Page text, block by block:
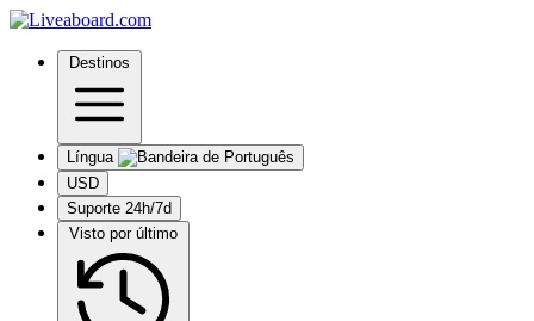
Destinos
Língua
USD
Suporte 24h/7d
Visto por último